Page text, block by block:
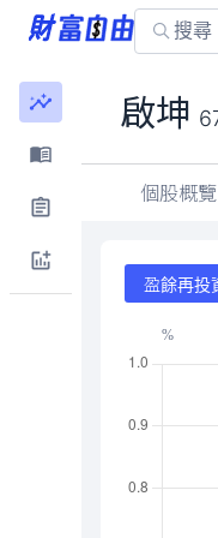
啟坤
個股概覽
盈餘再投